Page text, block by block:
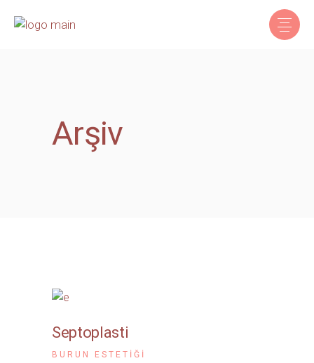
Arşiv
Septoplasti
BURUN ESTETIĞI